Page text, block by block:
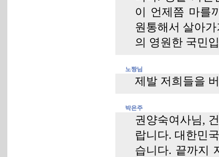
이 언제쯤 마를
원통해서 살아
의 영원한 국민
노짱님
제발 저희들을
박은주
권양숙여사님,
랍니다. 대한민
습니다. 끝까지